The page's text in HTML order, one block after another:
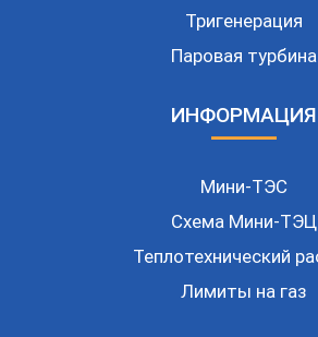
Тригенерация
Паровая турбина
ИНФОРМАЦИЯ
Мини-ТЭС
Схема Мини-ТЭЦ
Теплотехнический
Лимиты на газ